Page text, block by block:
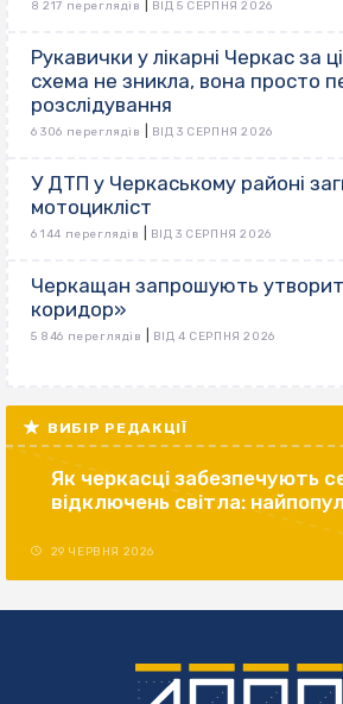
8 217 переглядів ВІД 5 СЕРПНЯ 2026
Рукавички у лікарні Черкас за
схема не зникла, вона просто
розслідування
6 306 переглядів ВІД 3 СЕРПНЯ 2026
У ДТП у Черкаському районі
мотоцикліст
6 144 переглядів ВІД 3 СЕРПНЯ 2026
Черкащан запрошують
коридор»
5 846 переглядів ВІД 4 СЕРПНЯ 2026
ВИБІР РЕДАКЦІЇ
Як черкасці забезпечують
відключень світла:
29 ЧЕРВНЯ 2026